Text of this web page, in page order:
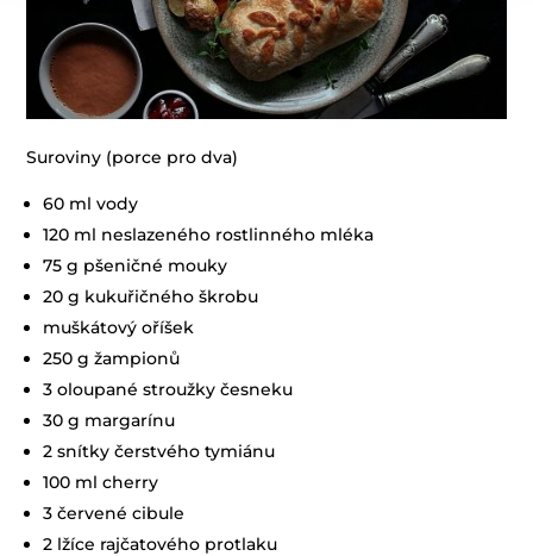
Suroviny (porce pro dva)
60 ml vody
120 ml neslazeného rostlinného mléka
75 g pšeničné mouky
20 g kukuřičného škrobu
muškátový oříšek
250 g žampionů
3 oloupané stroužky česneku
30 g margarínu
2 snítky čerstvého tymiánu
100 ml cherry
3 červené cibule
2 lžíce rajčatového protlaku